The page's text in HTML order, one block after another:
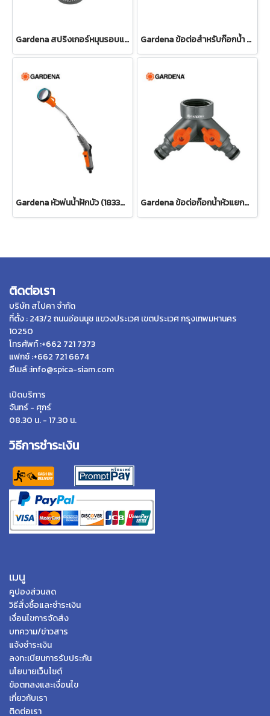
Gardena สปริงเกอร์หมุนรอบแบบปรับได้ Tango (02065-20) Gardena ข้อต่อสำหรับก๊อกน้ำ ขนาด 3/4" (26.5 มม.) (00921-50)
Gardena หัวพ่นน้ำฝักบัว (18330-20) Gardena ข้อต่อก๊อกน้ำหัวแยกสองทาง 26.5 มม. (3/4") (00938-20)
ติดต่อเรา
บริษัท สไปคา จำกัด
ที่ตั้ง : 243/2 ถนนอ่อนนุช แขวงประเวศ เขตประเวศ กรุงเทพมหานคร
10250
โทรศัพท์ :+662 721 7373
แฟกซ์ :+662 721 6674
อีเมล์ :info@spica-siam.com
เปิดบริการ
จันทร์ - ศุกร์
08.30 น. - 17.30 น.
วิธีการชำระเงิน
เมนู
คูปองส่วนลด
วิธีสั่งซื้อและชำระเงิน
เงื่อนไขการจัดส่ง
บทความ/ข่าวสาร
แจ้งชำระเงิน
ลงทะเบียนการรับประกัน
นโยบายเว็บไซต์
ข้อตกลงและเงื่อนไข
เกี่ยวกับเรา
ติดต่อเรา